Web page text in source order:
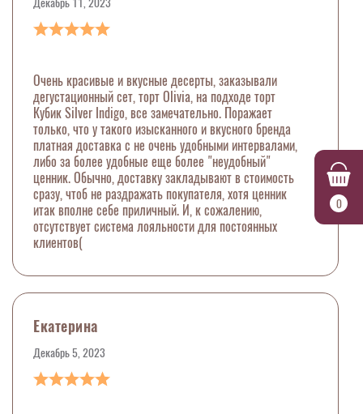
0
Очень красивые и вкусные десерты, заказывали
дегустационный сет, торт Olivia, на подходе торт
Кубик Silver Indigo, все замечательно. Поражает
только, что у такого изысканного и вкусного бренда
платная доставка с не очень удобными интервалами,
либо за более удобные еще более "неудобный"
ценник. Обычно, доставку закладывают в стоимость
сразу, чтоб не раздражать покупателя, хотя ценник
итак вполне себе приличный. И, к сожалению,
отсутствует система лояльности для постоянных
клиентов(
Екатерина
Декабрь 5, 2023